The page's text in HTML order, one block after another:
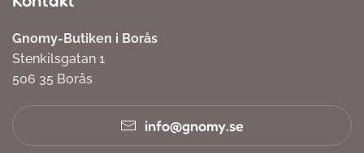
Gnomy-Butiken i Borås
Stenkilsgatan 1
506 35 Borås
info@gnomy.se